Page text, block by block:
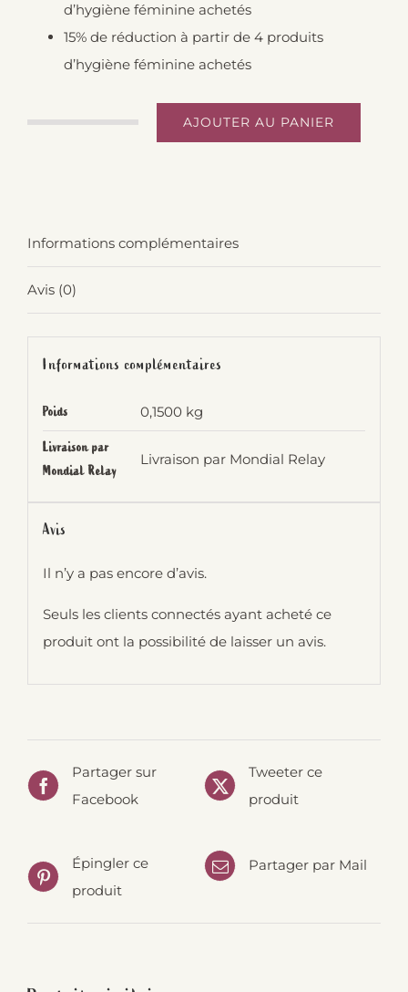
d’hygiène féminine achetés
15% de réduction à partir de 4 produits
d’hygiène féminine achetés
ados
Wen
SLOWEN
AJOUTER AU PANIER
Informations complémentaires
Avis (0)
Informations complémentaires
Poids 0,1500 kg
Livraison par
Mondial Relay
Livraison par Mondial Relay
Avis
Il n’y a pas encore d’avis.
Seuls les clients connectés ayant acheté ce
produit ont la possibilité de laisser un avis.
Partager sur
Facebook
Tweeter ce
produit
Épingler ce
produit
Partager par Mail